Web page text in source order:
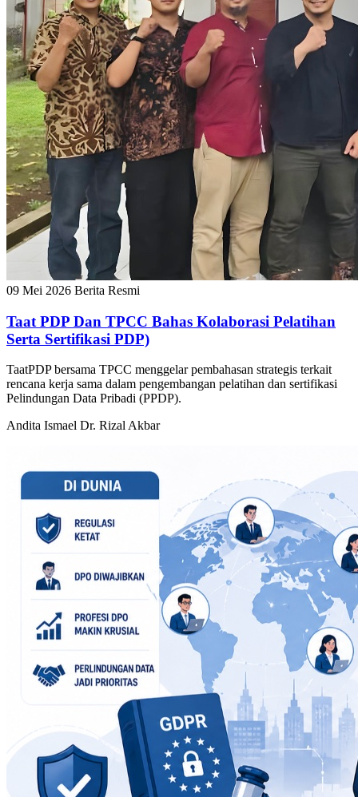
09 Mei 2026 Berita Resmi
Taat PDP Dan TPCC Bahas Kolaborasi Pelatihan
Serta Sertifikasi PDP)
TaatPDP bersama TPCC menggelar pembahasan strategis terkait
rencana kerja sama dalam pengembangan pelatihan dan sertifikasi
Pelindungan Data Pribadi (PPDP).
Andita Ismael Dr. Rizal Akbar